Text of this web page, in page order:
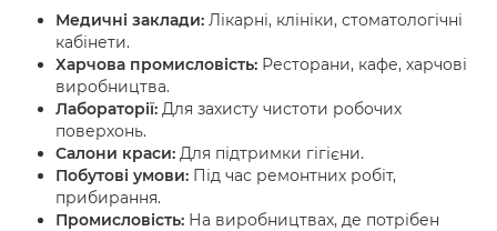
Медичні заклади: Лікарні, клініки, стоматологічні
кабінети.
Харчова промисловість: Ресторани, кафе, харчові
виробництва.
Лабораторії: Для захисту чистоти робочих
поверхонь.
Салони краси: Для підтримки гігієни.
Побутові умови: Під час ремонтних робіт,
прибирання.
Промисловість: На виробництвах, де потрібен